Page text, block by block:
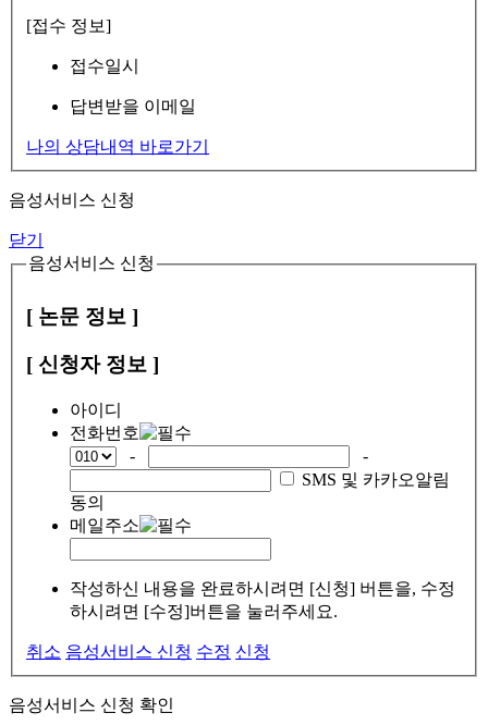
[접수 정보]
접수일시
답변받을 이메일
나의 상담내역 바로가기
음성서비스 신청
닫기
음성서비스 신청
[ 논문 정보 ]
[ 신청자 정보 ]
아이디
전화번호
-
-
SMS 및 카카오알림
동의
메일주소
작성하신 내용을 완료하시려면 [신청] 버튼을, 수정
하시려면 [수정]버튼을 눌러주세요.
취소 음성서비스 신청 수정 신청
음성서비스 신청 확인